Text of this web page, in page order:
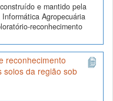
e mantido pela
Agropecuária
reconhecimento
reconhecimento
solos da região sob